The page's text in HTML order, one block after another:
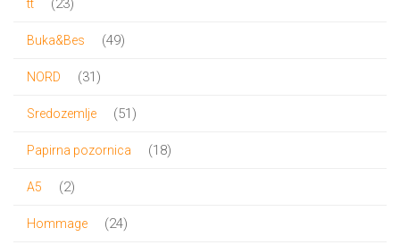
tt 23
Buka&Bes 4949
NORD 31 31
Sredozemlje 51 51
Papirna pozornica 1818
A5 22
Hommage 2424